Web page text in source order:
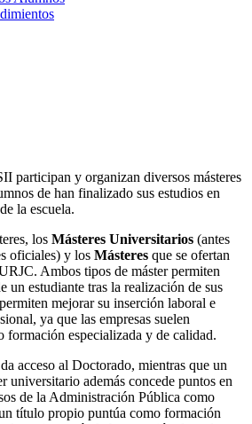
participan y organizan diversos másteres
de han finalizado sus estudios en
la escuela.
los Másteres Universitarios (antes
oficiales) y los Másteres que se ofertan
Ambos tipos de máster permiten
un estudiante tras la realización de sus
mejorar su inserción laboral e
ya que las empresas suelen
formación especializada y de calidad.
acceso al Doctorado, mientras que un
universitario además concede puntos en
de la Administración Pública como
título propio puntúa como formación